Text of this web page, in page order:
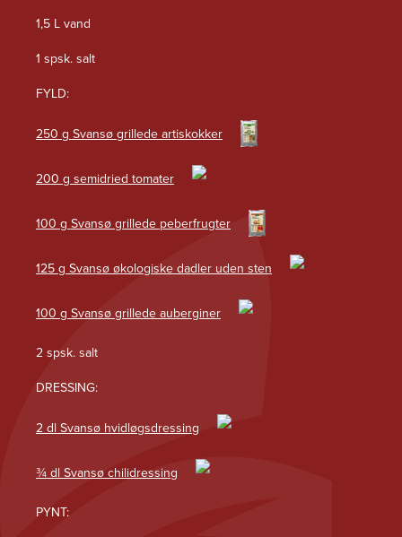
1,5 L vand
1 spsk. salt
FYLD:
250 g Svansø grillede artiskokker
200 g semidried tomater
100 g Svansø grillede peberfrugter
125 g Svansø økologiske dadler uden sten
100 g Svansø grillede auberginer
2 spsk. salt
DRESSING:
2 dl Svansø hvidløgsdressing
¾ dl Svansø chilidressing
PYNT: